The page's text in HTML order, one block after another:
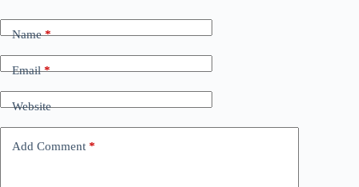
Name*
Email*
Website
Add Comment *